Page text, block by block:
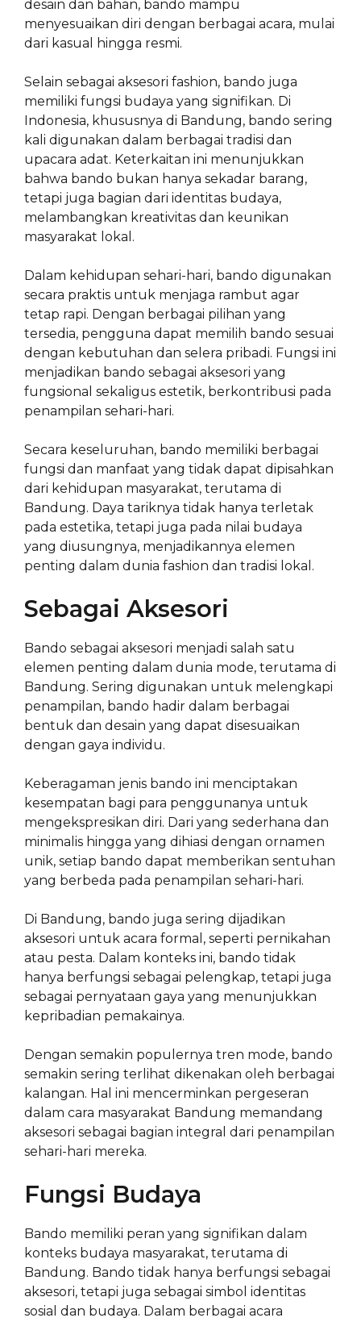
desain dan bahan, bando mampu
menyesuaikan diri dengan berbagai acara, mulai
dari kasual hingga resmi.
Selain sebagai aksesori fashion, bando juga
memiliki fungsi budaya yang signifikan. Di
Indonesia, khususnya di Bandung, bando sering
kali digunakan dalam berbagai tradisi dan
upacara adat. Keterkaitan ini menunjukkan
bahwa bando bukan hanya sekadar barang,
tetapi juga bagian dari identitas budaya,
melambangkan kreativitas dan keunikan
masyarakat lokal.
Dalam kehidupan sehari-hari, bando digunakan
secara praktis untuk menjaga rambut agar
tetap rapi. Dengan berbagai pilihan yang
tersedia, pengguna dapat memilih bando sesuai
dengan kebutuhan dan selera pribadi. Fungsi ini
menjadikan bando sebagai aksesori yang
fungsional sekaligus estetik, berkontribusi pada
penampilan sehari-hari.
Secara keseluruhan, bando memiliki berbagai
fungsi dan manfaat yang tidak dapat dipisahkan
dari kehidupan masyarakat, terutama di
Bandung. Daya tariknya tidak hanya terletak
pada estetika, tetapi juga pada nilai budaya
yang diusungnya, menjadikannya elemen
penting dalam dunia fashion dan tradisi lokal.
Sebagai Aksesori
Bando sebagai aksesori menjadi salah satu
elemen penting dalam dunia mode, terutama di
Bandung. Sering digunakan untuk melengkapi
penampilan, bando hadir dalam berbagai
bentuk dan desain yang dapat disesuaikan
dengan gaya individu.
Keberagaman jenis bando ini menciptakan
kesempatan bagi para penggunanya untuk
mengekspresikan diri. Dari yang sederhana dan
minimalis hingga yang dihiasi dengan ornamen
unik, setiap bando dapat memberikan sentuhan
yang berbeda pada penampilan sehari-hari.
Di Bandung, bando juga sering dijadikan
aksesori untuk acara formal, seperti pernikahan
atau pesta. Dalam konteks ini, bando tidak
hanya berfungsi sebagai pelengkap, tetapi juga
sebagai pernyataan gaya yang menunjukkan
kepribadian pemakainya.
Dengan semakin populernya tren mode, bando
semakin sering terlihat dikenakan oleh berbagai
kalangan. Hal ini mencerminkan pergeseran
dalam cara masyarakat Bandung memandang
aksesori sebagai bagian integral dari penampilan
sehari-hari mereka.
Fungsi Budaya
Bando memiliki peran yang signifikan dalam
konteks budaya masyarakat, terutama di
Bandung. Bando tidak hanya berfungsi sebagai
aksesori, tetapi juga sebagai simbol identitas
sosial dan budaya. Dalam berbagai acara